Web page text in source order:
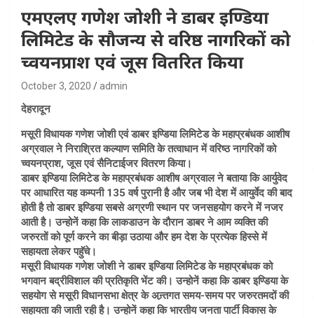
एमएलए गणेश जोशी ने डाबर इण्डिया
लिमिटेड के सौजन्य से वरिष्ठ नागरिकों को
च्वयनप्राश एवं जूस वितरित किया
October 3, 2020 admin
देहरादून
मसूरी विधायक गणेश जोशी एवं डाबर इण्डिया लिमिटेड के महाप्रबंधक आशीष
अग्रवाल ने निराश्रित कल्याण समिति के तत्वाधान में वरिष्ठ नागरिकों को
च्वयनप्राश, जूस एवं सैनिटाईजर वितरण किया।
डाबर इण्डिया लिमिटेड के महाप्रबंधक आशीष अग्रवाल ने बताया कि आर्युवेद
पर आधारित यह कम्पनी 135 वर्ष पुरानी है और जब भी देश में आयुर्वेद की बाद
होती है तो डाबर इण्डिया सबसे अग्रणी स्थान पर जनसहयोग करने में नजर
आती है। उन्होनें कहा कि लाकडाउन के दौरान डाबर ने आम व्यक्ति की
जरुरतों को पूर्ण करने का बीड़ा उठाया और हम देश के प्रत्येक हिस्से में
सहायता लेकर पहुॅचे।
मसूरी विधायक गणेश जोशी ने डाबर इण्डिया लिमिटेड के महाप्रबंधक को
भगवान बद्रीविशाल की प्रतिकृति भेंट की। उन्होनें कहा कि डाबर इण्डिया के
सहयोग से मसूरी विधानसभा क्षेत्र के अन्र्तगत समय-समय पर जरुरतमदों की
सहायता की जाती रही है। उन्होनें कहा कि भारतीय जनता पार्टी विकास के